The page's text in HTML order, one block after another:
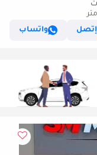
إتصل
واتساب